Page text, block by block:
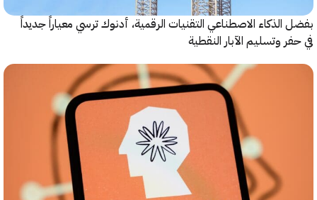
الاصطناعي التقنيات الرقمية، أدنوك ترسي معياراً جديداً
وتسليم الآبار النقطية